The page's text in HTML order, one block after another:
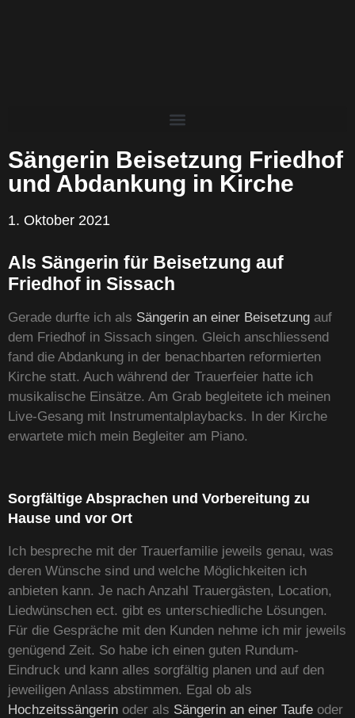
Sängerin Beisetzung Friedhof
und Abdankung in Kirche
1. Oktober 2021
Als Sängerin für Beisetzung auf
Friedhof in Sissach
Gerade durfte ich als Sängerin an einer Beisetzung auf
dem Friedhof in Sissach singen. Gleich anschliessend
fand die Abdankung in der benachbarten reformierten
Kirche statt. Auch während der Trauerfeier hatte ich
musikalische Einsätze. Am Grab begleitete ich meinen
Live-Gesang mit Instrumentalplaybacks. In der Kirche
erwartete mich mein Begleiter am Piano.
Sorgfältige Absprachen und Vorbereitung zu
Hause und vor Ort
Ich bespreche mit der Trauerfamilie jeweils genau, was
deren Wünsche sind und welche Möglichkeiten ich
anbieten kann. Je nach Anzahl Trauergästen, Location,
Liedwünschen ect. gibt es unterschiedliche Lösungen.
Für die Gespräche mit den Kunden nehme ich mir jeweils
genügend Zeit. So habe ich einen guten Rundum-
Eindruck und kann alles sorgfältig planen und auf den
jeweiligen Anlass abstimmen. Egal ob als
Hochzeitssängerin oder als Sängerin an einer Taufe oder